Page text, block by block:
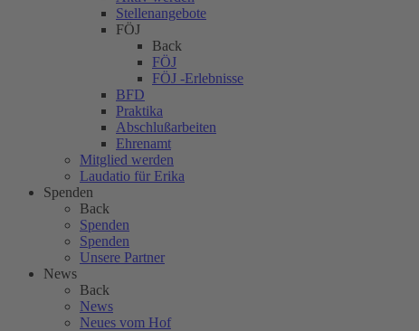
Stellenangebote
FÖJ
Back
FÖJ
FÖJ -Erlebnisse
BFD
Praktika
Abschlußarbeiten
Ehrenamt
Mitglied werden
Laudatio für Erika
Spenden
Back
Spenden
Spenden
Unsere Partner
News
Back
News
Neues vom Hof